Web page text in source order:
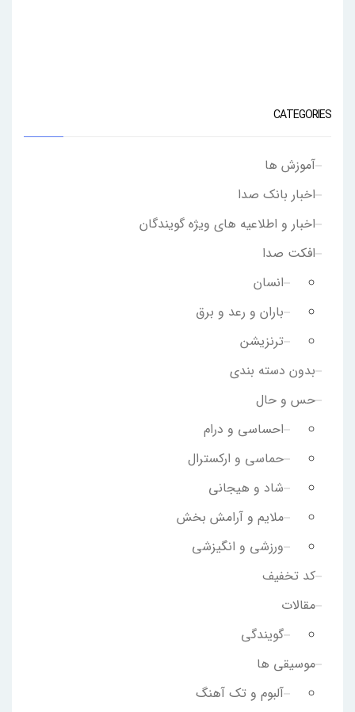
CATEGORIES
آموزش ها
اخبار بانک صدا
اخبار و اطلاعیه های ویژه گویندگان
افکت صدا
انسان
باران و رعد و برق
ترنزیشن
بدون دسته بندی
حس و حال
احساسی و درام
حماسی و ارکسترال
شاد و هیجانی
ملایم و آرامش بخش
ورزشی و انگیزشی
کد تخفیف
مقالات
گویندگی
موسیقی ها
آلبوم و تک آهنگ